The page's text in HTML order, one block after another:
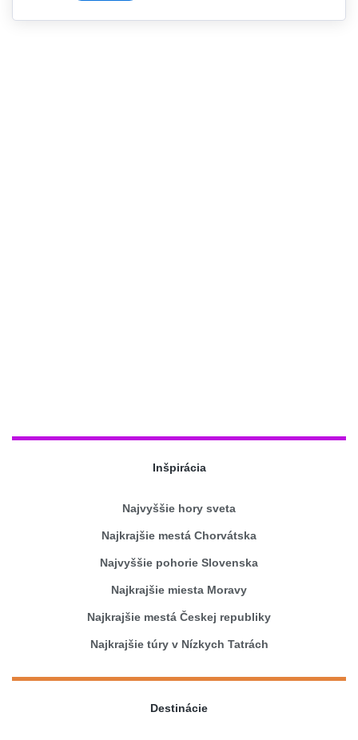
Inšpirácia
Najvyššie hory sveta
Najkrajšie mestá Chorvátska
Najvyššie pohorie Slovenska
Najkrajšie miesta Moravy
Najkrajšie mestá Českej republiky
Najkrajšie túry v Nízkych Tatrách
Destinácie